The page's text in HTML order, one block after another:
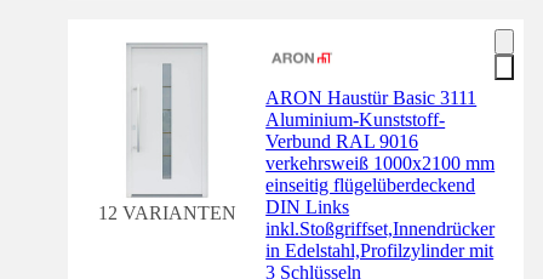
12 VARIANTEN
ARON Haustür Basic 3111
Aluminium-Kunststoff-
Verbund RAL 9016
verkehrsweiß 1000x2100 mm
einseitig flügelüberdeckend
DIN Links
inkl.Stoßgriffset,Innendrücker
in Edelstahl,Profilzylinder mit
3 Schlüsseln